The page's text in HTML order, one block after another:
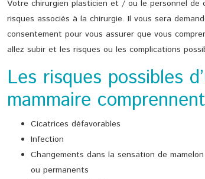
Votre chirurgien plasticien et / ou le personnel de
risques associés à la chirurgie. Il vous sera
consentement pour vous assurer que vous
allez subir et les risques ou les complications
Les risques possibles
mammaire
Cicatrices défavorables
Infection
Changements dans la sensation de
ou permanents